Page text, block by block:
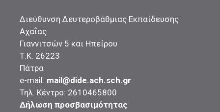
Διεύθυνση Δευτεροβάθμιας Εκπαίδευσης
Αχαΐας
Γιαννιτσών 5 και Ηπείρου
Τ.Κ. 26223
Πάτρα
e-mail: mail@dide.ach.sch.gr
Τηλ. Κέντρο: 2610465800
Δήλωση προσβασιμότητας